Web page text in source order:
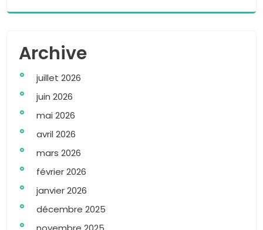
Archive
juillet 2026
juin 2026
mai 2026
avril 2026
mars 2026
février 2026
janvier 2026
décembre 2025